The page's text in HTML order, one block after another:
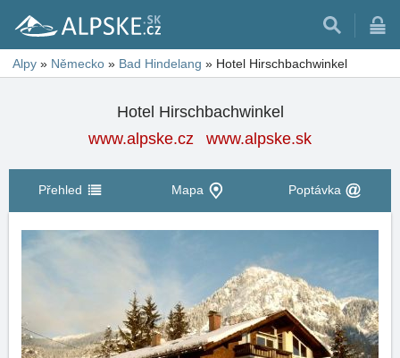
Alpy » Německo » Bad Hindelang » Hotel Hirschbachwinkel
Hotel Hirschbachwinkel
www.alpske.cz
www.alpske.sk
Přehled Mapa Poptávka